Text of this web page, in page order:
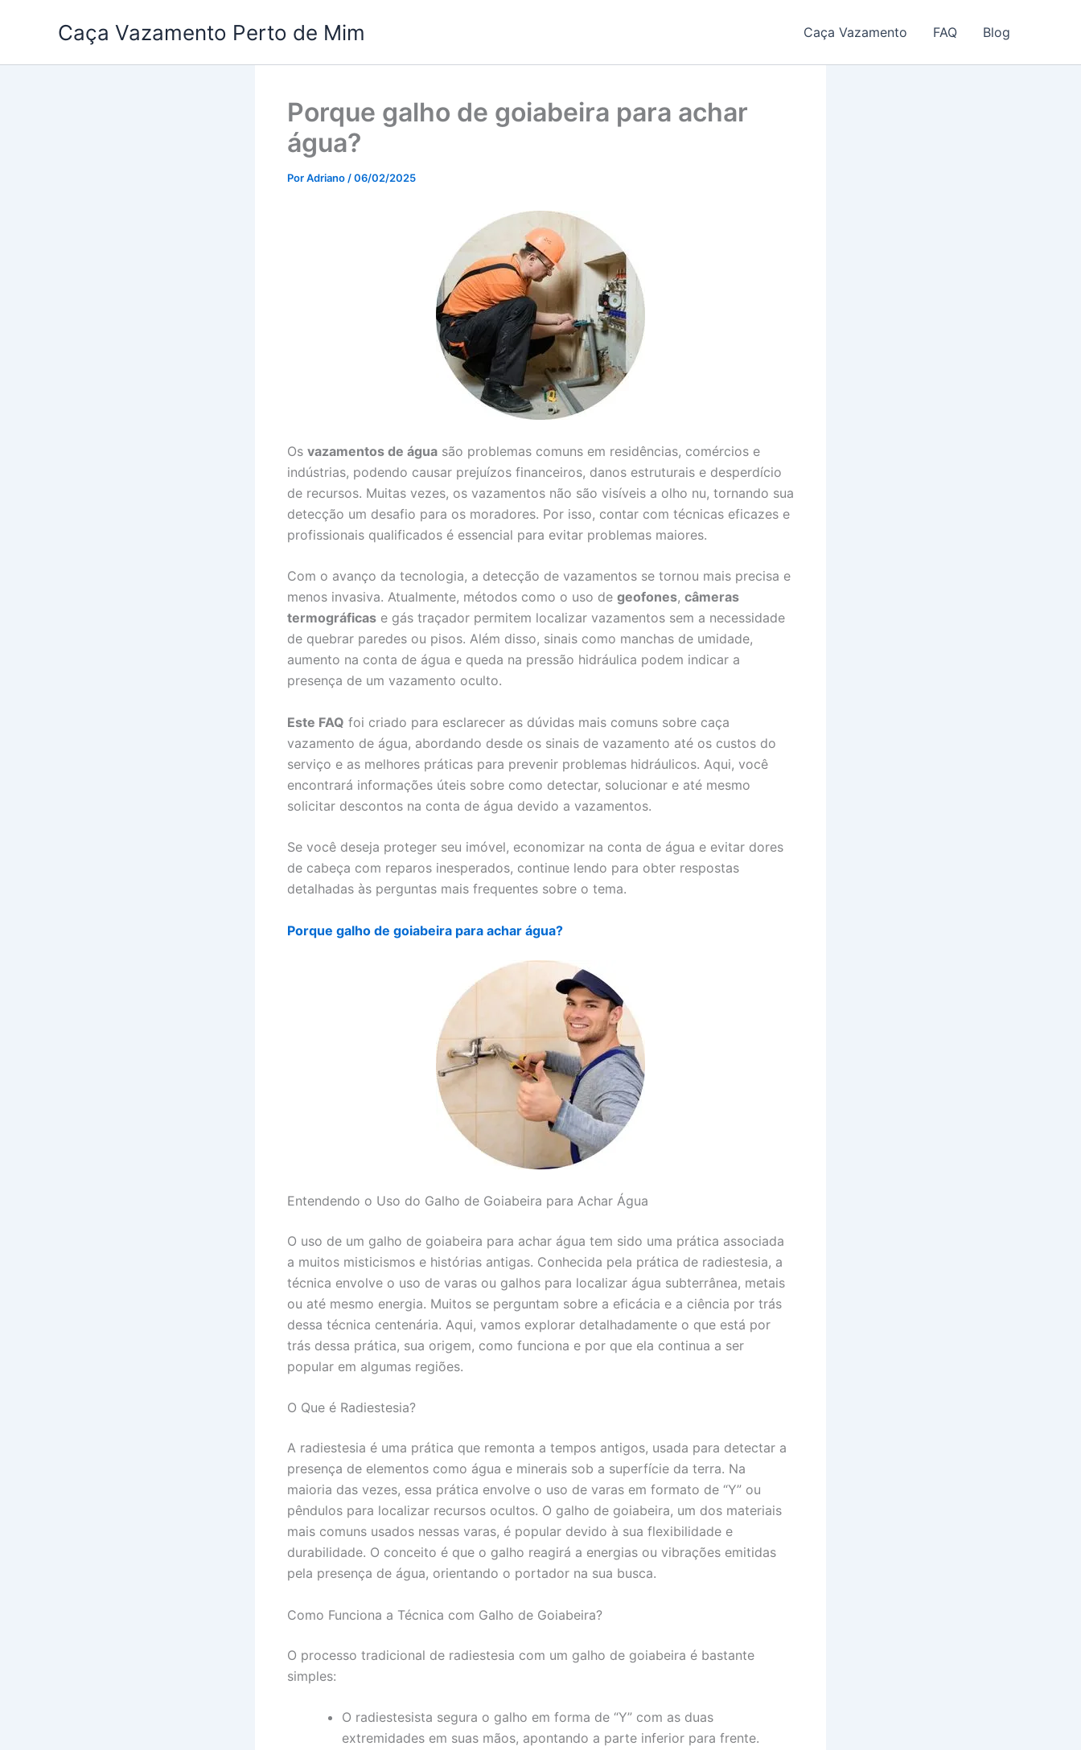
Caça Vazamento Perto de Mim Caça Vazamento FAQ Blog
Porque galho de goiabeira para achar
água?
PorAdriano /06/02/2025
Os vazamentos de água são problemas comuns em residências, comércios e
indústrias, podendo causar prejuízos financeiros, danos estruturais e desperdício
de recursos. Muitas vezes, os vazamentos não são visíveis a olho nu, tornando sua
detecção um desafio para os moradores. Por isso, contar com técnicas eficazes e
profissionais qualificados é essencial para evitar problemas maiores.
Com o avanço da tecnologia, a detecção de vazamentos se tornou mais precisa e
menos invasiva. Atualmente, métodos como o uso de geofones, câmeras
termográficas e gás traçador permitem localizar vazamentos sem a necessidade
de quebrar paredes ou pisos. Além disso, sinais como manchas de umidade,
aumento na conta de água e queda na pressão hidráulica podem indicar a
presença de um vazamento oculto.
Este FAQ foi criado para esclarecer as dúvidas mais comuns sobre caça
vazamento de água, abordando desde os sinais de vazamento até os custos do
serviço e as melhores práticas para prevenir problemas hidráulicos. Aqui, você
encontrará informações úteis sobre como detectar, solucionar e até mesmo
solicitar descontos na conta de água devido a vazamentos.
Se você deseja proteger seu imóvel, economizar na conta de água e evitar dores
de cabeça com reparos inesperados, continue lendo para obter respostas
detalhadas às perguntas mais frequentes sobre o tema.
Porque galho de goiabeira para achar água?
Entendendo o Uso do Galho de Goiabeira para Achar Água
O uso de um galho de goiabeira para achar água tem sido uma prática associada
a muitos misticismos e histórias antigas. Conhecida pela prática de radiestesia, a
técnica envolve o uso de varas ou galhos para localizar água subterrânea, metais
ou até mesmo energia. Muitos se perguntam sobre a eficácia e a ciência por trás
dessa técnica centenária. Aqui, vamos explorar detalhadamente o que está por
trás dessa prática, sua origem, como funciona e por que ela continua a ser
popular em algumas regiões.
O Que é Radiestesia?
A radiestesia é uma prática que remonta a tempos antigos, usada para detectar a
presença de elementos como água e minerais sob a superfície da terra. Na
maioria das vezes, essa prática envolve o uso de varas em formato de “Y” ou
pêndulos para localizar recursos ocultos. O galho de goiabeira, um dos materiais
mais comuns usados nessas varas, é popular devido à sua flexibilidade e
durabilidade. O conceito é que o galho reagirá a energias ou vibrações emitidas
pela presença de água, orientando o portador na sua busca.
Como Funciona a Técnica com Galho de Goiabeira?
O processo tradicional de radiestesia com um galho de goiabeira é bastante
simples:
O radiestesista segura o galho em forma de “Y” com as duas
extremidades em suas mãos, apontando a parte inferior para frente.